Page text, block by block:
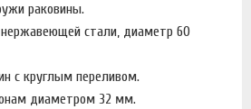
раковины.
стали, диаметр 60
с круглым переливом.
диаметром 32 мм.